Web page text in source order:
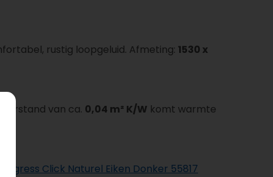
rustig loopgeluid. Afmeting: 1530 x
van ca. 0,04 m² K/W komt warmte
Click Naturel Eiken Donker 55817